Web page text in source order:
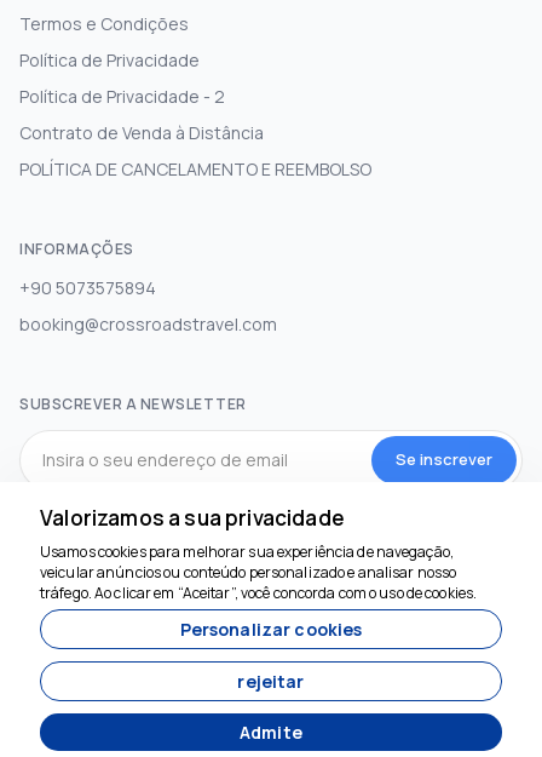
Termos e Condições
Política de Privacidade
Política de Privacidade - 2
Contrato de Venda à Distância
POLÍTICA DE CANCELAMENTO E REEMBOLSO
INFORMAÇÕES
+90 5073575894
booking@crossroadstravel.com
SUBSCREVER A NEWSLETTER
Se inscrever
MÍDIA SOCIAL
Valorizamos a sua privacidade
Usamos cookies para melhorar sua experiência de navegação,
veicular anúncios ou conteúdo personalizado e analisar nosso
tráfego. Ao clicar em “Aceitar”, você concorda com o uso de cookies.
Personalizar cookies
rejeitar
Admite